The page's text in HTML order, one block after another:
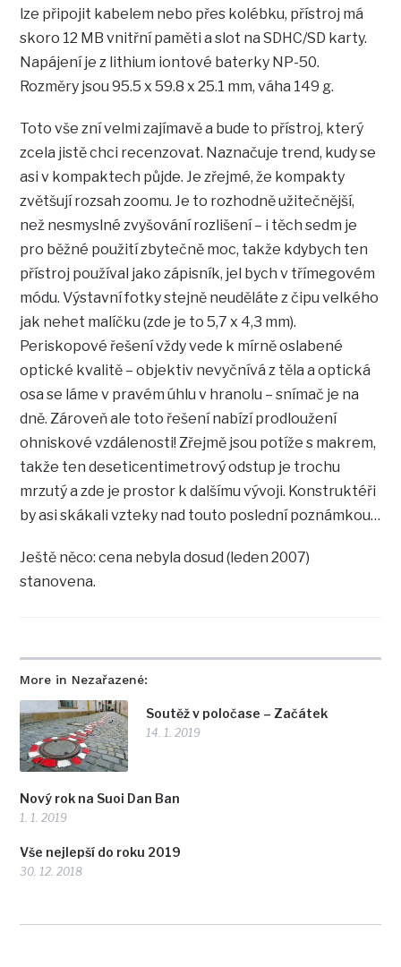
More in Nezařazené:
Soutěž v poločase – Začátek
14. 1. 2019
Nový rok na Suoi Dan Ban
1. 1. 2019
Vše nejlepší do roku 2019
30. 12. 2018
lze připojit kabelem nebo přes kolébku, přístroj má
skoro 12 MB vnitřní paměti a slot na SDHC/SD karty.
Napájení je z lithium iontové baterky NP-50.
Rozměry jsou 95.5 x 59.8 x 25.1 mm, váha 149 g.
Toto vše zní velmi zajímavě a bude to přístroj, který
zcela jistě chci recenzovat. Naznačuje trend, kudy se
asi v kompaktech půjde. Je zřejmé, že kompakty
zvětšují rozsah zoomu. Je to rozhodně užitečnější,
než nesmyslné zvyšování rozlišení – i těch sedm je
pro běžné použití zbytečně moc, takže kdybych ten
přístroj používal jako zápisník, jel bych v třímegovém
módu. Výstavní fotky stejně neuděláte z čipu velkého
jak nehet malíčku (zde je to 5,7 x 4,3 mm).
Periskopové řešení vždy vede k mírně oslabené
optické kvalitě – objektiv nevyčnívá z těla a optická
osa se láme v pravém úhlu v hranolu – snímač je na
dně. Zároveň ale toto řešení nabízí prodloužení
ohniskové vzdálenosti! Zřejmě jsou potíže s makrem,
takže ten deseticentimetrový odstup je trochu
mrzutý a zde je prostor k dalšímu vývoji. Konstruktéři
by asi skákali vzteky nad touto poslední poznámkou…
Ještě něco: cena nebyla dosud (leden 2007)
stanovena.